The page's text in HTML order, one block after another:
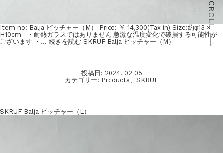
Item no: Balja ピッチャー（M） Price: ￥ 14,300(Tax in) Size:約φ13 ×
H10cm ・耐熱ガラスではありません 急激な温度変化で破損する可能性が
ございます ・… 続きを読む SKRUF Balja ピッチャー（M）
投稿日: 2024. 02 05
カテゴリー: Products、 SKRUF
SKRUF Balja ピッチャー（L）